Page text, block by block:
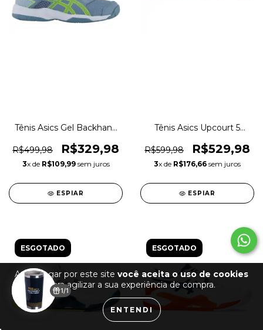
Ao navegar por este site você aceita o uso de cookies
para agilizar a sua experiência de compra.
ENTENDI
Tênis Asics Gel Backhand
1magnus
R$499,98 R$329,98
3x de R$109,99sem juros
ESPIAR
Tênis Asics Upcourt 5
1magnus
R$599,98 R$529,98
3x de R$176,66 sem juros
ESPIAR
ESGOTADO ESGOTADO
1/1